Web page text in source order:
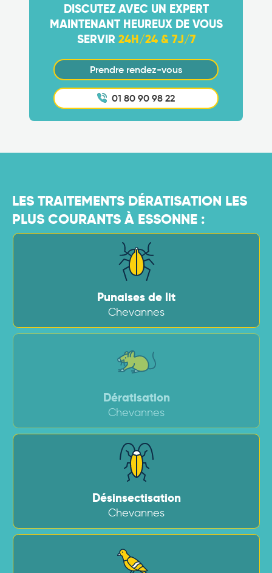
DISCUTEZ AVEC UN EXPERT
MAINTENANT HEUREUX DE VOUS
SERVIR 24H/24 & 7J/7
Prendre rendez-vous
01 80 90 98 22
LES TRAITEMENTS DÉRATISATION LES
PLUS COURANTS À ESSONNE :
Punaises de lit
Chevannes
Dératisation
Chevannes
Désinsectisation
Chevannes